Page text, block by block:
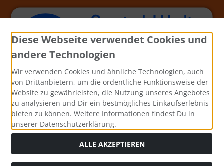
Diese Webseite verwendet Cookies und
andere Technologien
Wir verwenden Cookies und ähnliche Technologien, auch
von Drittanbietern, um die ordentliche Funktionsweise der
Website zu gewährleisten, die Nutzung unseres Angebotes
zu analysieren und Dir ein bestmögliches Einkaufserlebnis
bieten zu können. Weitere Informationen findest Du in
unserer Datenschutzerklärung.
ALLE AKZEPTIEREN